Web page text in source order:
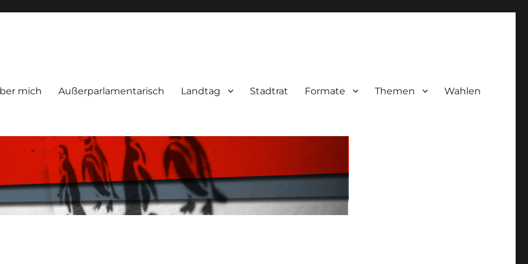
mich Außerparlamentarisch Landtag Stadtrat Formate Themen Wahlen